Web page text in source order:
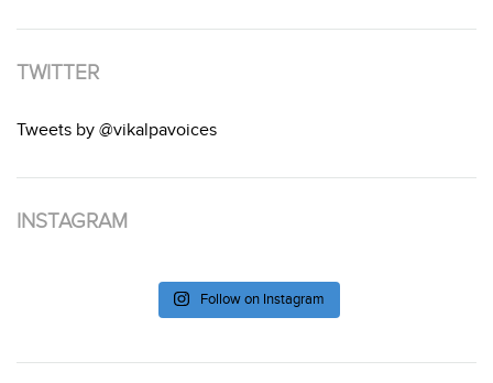
TWITTER
Tweets by @vikalpavoices
INSTAGRAM
Follow on Instagram